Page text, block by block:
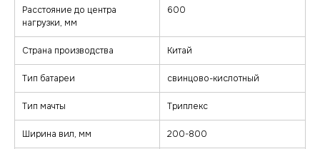
Расстояние до центра
нагрузки, мм
600
Страна производства Китай
Тип батареи свинцово-кислотный
Тип мачты Триплекс
Ширина вил, мм 200-800
Договор оферта
Разработка сайта
Политика
конфиденциальности размещены на сайте для ознакомления
и не являются публичной офертой.